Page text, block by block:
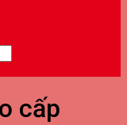
cấp